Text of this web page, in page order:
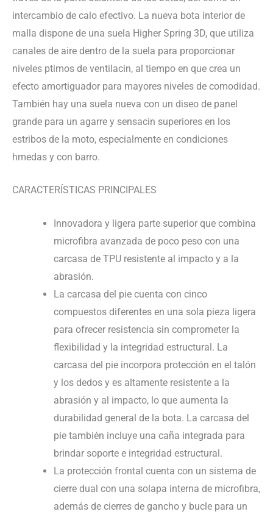
intercambio de calo efectivo. La nueva bota interior de
malla dispone de una suela Higher Spring 3D, que utiliza
canales de aire dentro de la suela para proporcionar
niveles ptimos de ventilacin, al tiempo en que crea un
efecto amortiguador para mayores niveles de comodidad.
También hay una suela nueva con un diseo de panel
grande para un agarre y sensacin superiores en los
estribos de la moto, especialmente en condiciones
hmedas y con barro.
CARACTERÍSTICAS PRINCIPALES
Innovadora y ligera parte superior que combina
microfibra avanzada de poco peso con una
carcasa de TPU resistente al impacto y a la
abrasión.
La carcasa del pie cuenta con cinco
compuestos diferentes en una sola pieza ligera
para ofrecer resistencia sin comprometer la
flexibilidad y la integridad estructural. La
carcasa del pie incorpora protección en el talón
y los dedos y es altamente resistente a la
abrasión y al impacto, lo que aumenta la
durabilidad general de la bota. La carcasa del
pie también incluye una caña integrada para
brindar soporte e integridad estructural.
La protección frontal cuenta con un sistema de
cierre dual con una solapa interna de microfibra,
además de cierres de gancho y bucle para un